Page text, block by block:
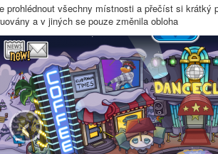
prohlédnout všechny místnosti a přečíst si krátký
a v jiných se pouze změnila obloha
‹